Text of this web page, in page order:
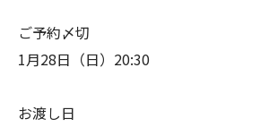
ご予約〆切
1月28日（日）20:30
お渡し日